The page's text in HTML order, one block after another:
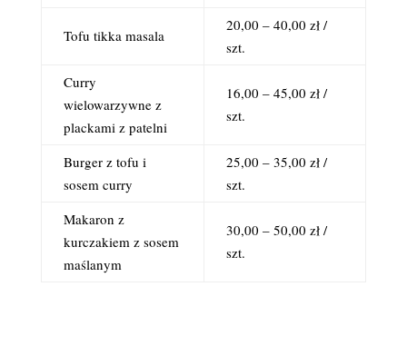
Tofu tikka masala
20,00 – 40,00 zł /
szt.
Curry
wielowarzywne z
plackami z patelni
16,00 – 45,00 zł /
szt.
Burger z tofu i
sosem curry
25,00 – 35,00 zł /
szt.
Makaron z
kurczakiem z sosem
maślanym
30,00 – 50,00 zł /
szt.